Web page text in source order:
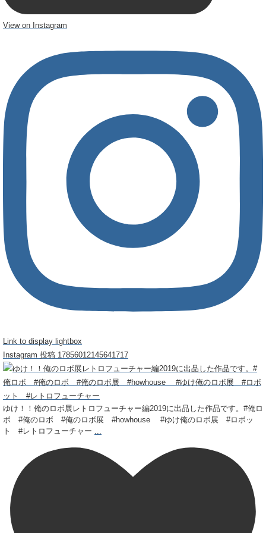
View on Instagram
Link to display lightbox
Instagram 投稿 17856012145641717
ゆけ！！俺のロボ展レトロフューチャー編2019に出品した作品です。#俺ロ
ボ #俺のロボ #俺のロボ展 #howhouse #ゆけ俺のロボ展 #ロボッ
ト #レトロフューチャー